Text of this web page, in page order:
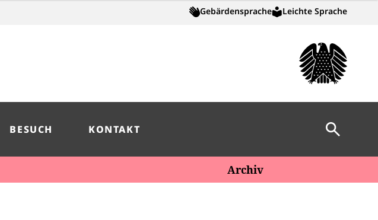
Gebärdensprache Leichte Sprache
BESUCH KONTAKT Suche
Archiv